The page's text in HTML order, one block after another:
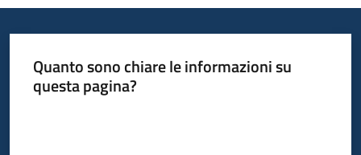
Quanto sono chiare le informazioni su
questa pagina?